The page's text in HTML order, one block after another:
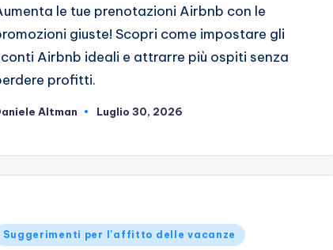
le tue prenotazioni Airbnb con le
giuste! Scopri come impostare gli
Airbnb ideali e attrarre più ospiti senza
profitti.
Altman Luglio 30, 2026
Suggerimenti per l'affitto delle vacanze